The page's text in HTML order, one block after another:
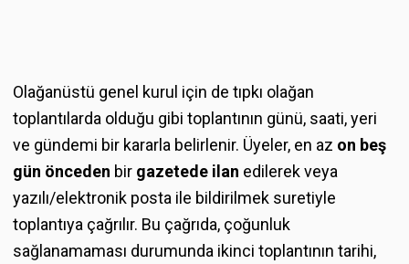
Olağanüstü genel kurul için de tıpkı olağan
toplantılarda olduğu gibi toplantının günü, saati, yeri
ve gündemi bir kararla belirlenir. Üyeler, en az on beş
gün önceden bir gazetede ilan edilerek veya
yazılı/elektronik posta ile bildirilmek suretiyle
toplantıya çağrılır. Bu çağrıda, çoğunluk
sağlanamaması durumunda ikinci toplantının tarihi,